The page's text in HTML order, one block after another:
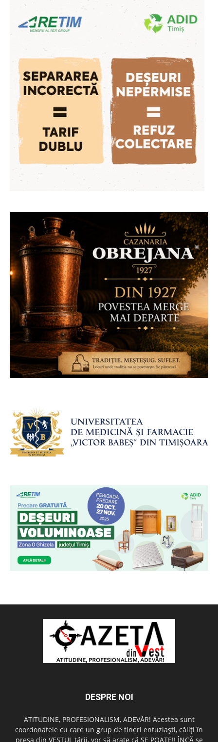
DESPRE NOI
ATITUDINE, PROFESIONALISM, ADEVĂR! Acestea sunt
coordonatele cu care un grup de tineri entuziaşti, căliţi în
presa din VESTUL ţării, vor să arate că SE POATE!! ÎNCĂ se